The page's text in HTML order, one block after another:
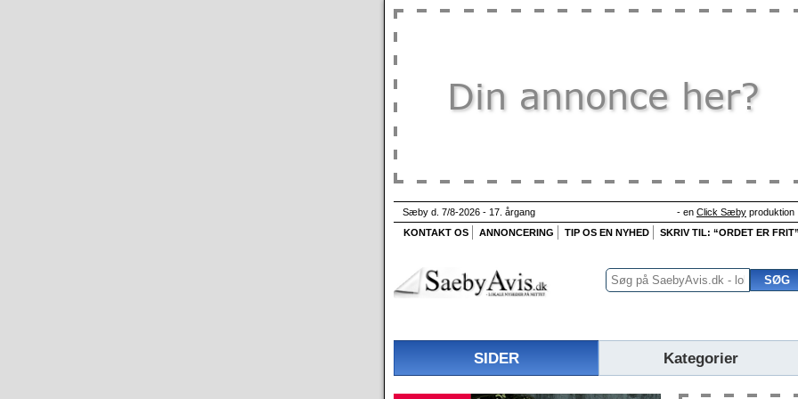
Sæby d. 7/8-2026 - 17. årgang - en Click Sæby produktion
KONTAKT OS
ANNONCERING TIP OS EN NYHED SKRIV TIL: “ORDET ER
SIDER Kategorier